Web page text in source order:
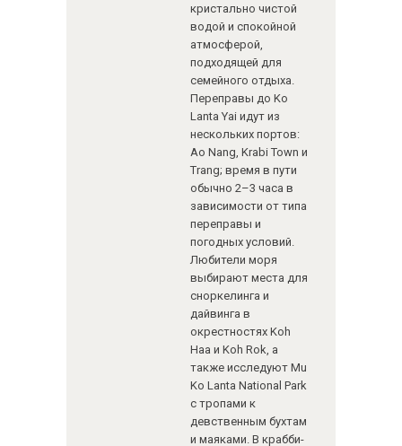
кристально чистой
водой и спокойной
атмосферой,
подходящей для
семейного отдыха.
Переправы до Ko
Lanta Yai идут из
нескольких портов:
Ao Nang, Krabi Town и
Trang; время в пути
обычно 2–3 часа в
зависимости от типа
переправы и
погодных условий.
Любители моря
выбирают места для
сноркелинга и
дайвинга в
окрестностях Koh
Haa и Koh Rok, а
также исследуют Mu
Ko Lanta National Park
с тропами к
девственным бухтам
и маяками. В крабби-